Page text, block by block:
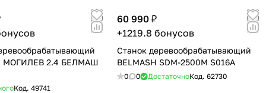
МОГИЛЕВ 2.4 БЕЛМАШ
Код. 49741
60 990 ₽
+1219.8 бонусов
Станок деревообрабатывающий
BELMASH SDM-2500M S016A
0 0 ДостаточноКод. 62730